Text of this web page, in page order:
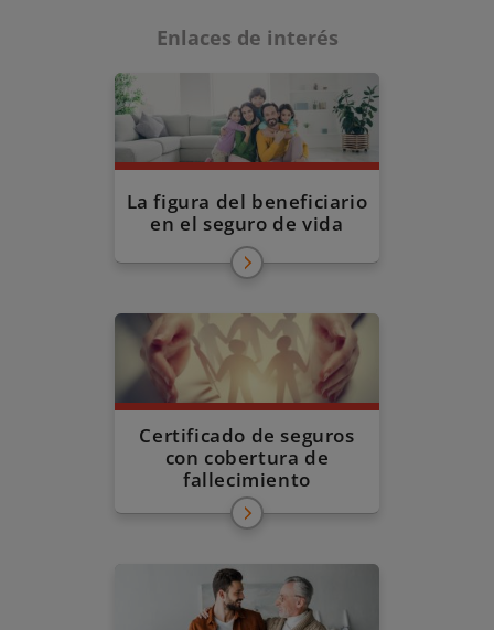
Enlaces de interés
La figura del beneficiario
en el seguro de vida
Certificado de seguros
con cobertura de
fallecimiento